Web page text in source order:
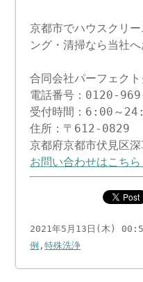
京都市でハウスクリ
ング・清掃なら当社へ
合同会社パーフェク
電話番号：0120-
受付時間：6:00～
住所：〒612-0829
京都府京都市伏見区
お問い合わせはこちら
2021年5月13日(木)
例 ,特殊洗浄